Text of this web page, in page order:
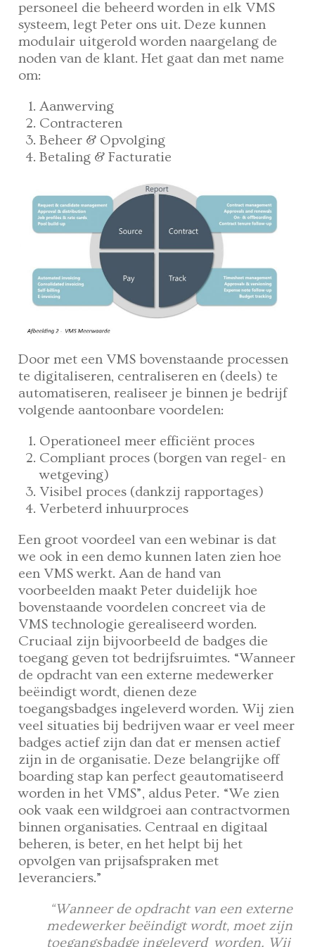
personeel die beheerd worden in elk VMS
systeem, legt Peter ons uit. Deze kunnen
modulair uitgerold worden naargelang de
noden van de klant. Het gaat dan met name
om:
Aanwerving
Contracteren
Beheer & Opvolging
Betaling & Facturatie
Door met een VMS bovenstaande processen
te digitaliseren, centraliseren en (deels) te
automatiseren, realiseer je binnen je bedrijf
volgende aantoonbare voordelen:
Operationeel meer efficiënt proces
Compliant proces (borgen van regel- en
wetgeving)
Visibel proces (dankzij rapportages)
Verbeterd inhuurproces
Een groot voordeel van een webinar is dat
we ook in een demo kunnen laten zien hoe
een VMS werkt. Aan de hand van
voorbeelden maakt Peter duidelijk hoe
bovenstaande voordelen concreet via de
VMS technologie gerealiseerd worden.
Cruciaal zijn bijvoorbeeld de badges die
toegang geven tot bedrijfsruimtes. “Wanneer
de opdracht van een externe medewerker
beëindigt wordt, dienen deze
toegangsbadges ingeleverd worden. Wij zien
veel situaties bij bedrijven waar er veel meer
badges actief zijn dan dat er mensen actief
zijn in de organisatie. Deze belangrijke off
boarding stap kan perfect geautomatiseerd
worden in het VMS”, aldus Peter. “We zien
ook vaak een wildgroei aan contractvormen
binnen organisaties. Centraal en digitaal
beheren, is beter, en het helpt bij het
opvolgen van prijsafspraken met
leveranciers.”
“Wanneer de opdracht van een externe
medewerker beëindigt wordt, moet zijn
toegangsbadge ingeleverd worden. Wij